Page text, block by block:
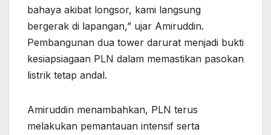
bahaya akibat longsor, kami langsung
bergerak di lapangan,” ujar Amiruddin.
Pembangunan dua tower darurat menjadi bukti
kesiapsiagaan PLN dalam memastikan pasokan
listrik tetap andal.
Amiruddin menambahkan, PLN terus
melakukan pemantauan intensif serta